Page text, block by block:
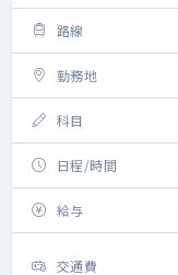
路線
勤務地
科目
日程/時間
給与
交通費